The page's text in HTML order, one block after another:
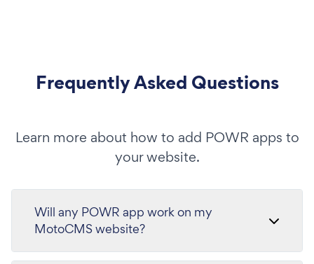
Frequently Asked Questions
Learn more about how to add POWR apps to
your website.
Will any POWR app work on my
MotoCMS website?